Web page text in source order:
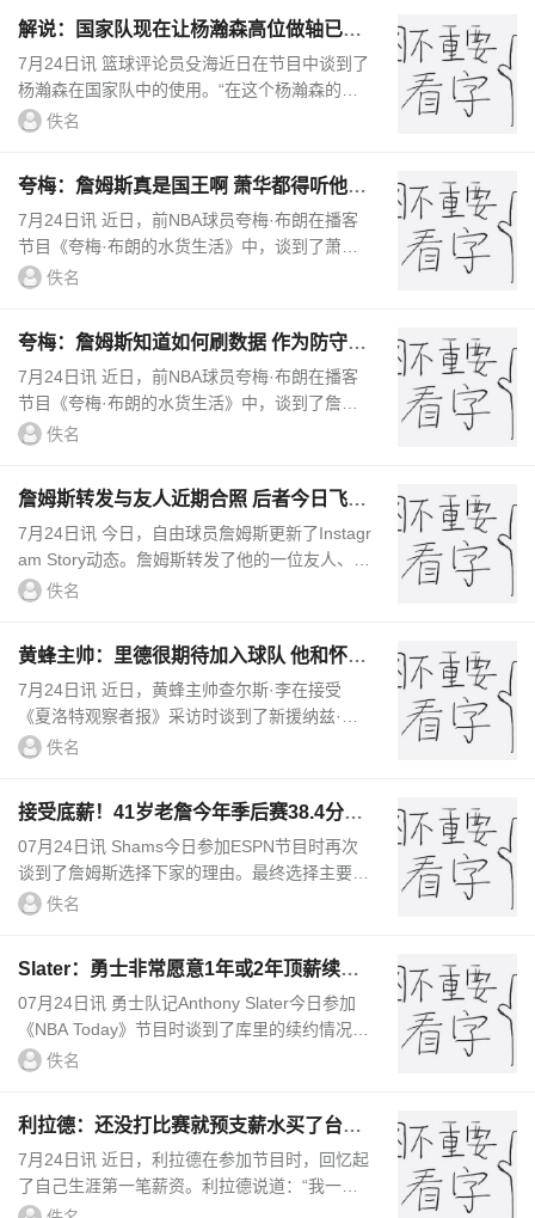
解说：国家队现在让杨瀚森高位做轴已来
不及了 多打打挡拆吧
7月24日讯 篮球评论员殳海近日在节目中谈到了
杨瀚森在国家队中的使用。“在这个杨瀚森的使
用上，我觉得开发出一套以他高位做轴（为核
佚名
夸梅：詹姆斯真是国王啊 萧华都得听他的
新赛季日程安排都要搁置
7月24日讯 近日，前NBA球员夸梅·布朗在播客
节目《夸梅·布朗的水货生活》中，谈到了萧华
希望詹姆斯尽快作出决定一事。相关新闻>>>总
佚名
夸梅：詹姆斯知道如何刷数据 作为防守弱
环的他还能否左右比赛？
7月24日讯 近日，前NBA球员夸梅·布朗在播客
节目《夸梅·布朗的水货生活》中，谈到了詹姆
斯的数据和影响力。夸梅表示：“人们到底有没
佚名
詹姆斯转发与友人近期合照 后者今日飞抵
克利夫兰并配文“勒C城”
7月24日讯 今日，自由球员詹姆斯更新了Instagr
am Story动态。詹姆斯转发了他的一位友人、In
stagram用户smallzthevillian发布的两人近期在
佚名
黄蜂主帅：里德很期待加入球队 他和怀特
成长道路相似希望多沟通
7月24日讯 近日，黄蜂主帅查尔斯·李在接受
《夏洛特观察者报》采访时谈到了新援纳兹·里
德。李表示：“我想说，他十分期待加入我们这
佚名
接受底薪！41岁老詹今年季后赛38.4分钟
&23+6+7 你希望他去哪？
07月24日讯 Shams今日参加ESPN节目时再次
谈到了詹姆斯选择下家的理由。最终选择主要考
量三点：快乐、争冠机会、球队氛围。候选名单
佚名
Slater：勇士非常愿意1年或2年顶薪续约
库里 怎么续约库里决定
07月24日讯 勇士队记Anthony Slater今日参加
《NBA Today》节目时谈到了库里的续约情况。
Slater说道：“据我了解，尽管勇士长期希望保留
佚名
利拉德：还没打比赛就预支薪水买了台保
时捷 当时想立刻把钱花光
7月24日讯 近日，利拉德在参加节目时，回忆起
了自己生涯第一笔薪资。利拉德说道：“我一上
来就买了台保时捷。当时我买得太快了，那时候